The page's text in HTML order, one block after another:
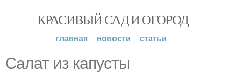
КРАСИВЫЙ САД И ОГОРОД
главная новости статьи
Салат из капусты